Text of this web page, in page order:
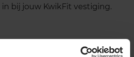
bij jouw KwikFit vestiging.